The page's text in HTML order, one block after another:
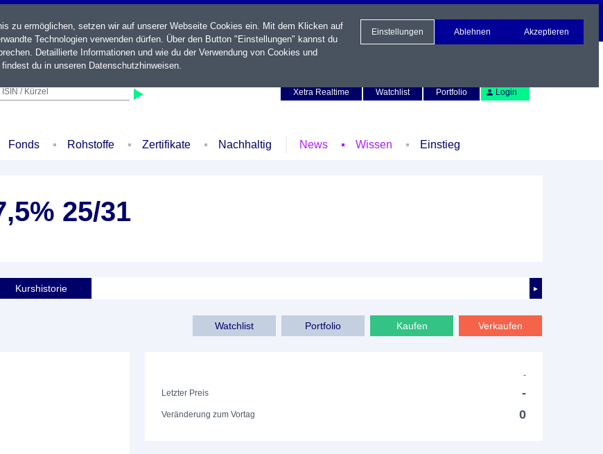
/ Kürzel
Xetra Realtime
Watchlist Portfolio Login
Fonds Rohstoffe Zertifikate Nachhaltig News Wissen Einstieg
25/31
►
Kurshistorie
Verkaufen
Kaufen
Portfolio
Watchlist
-
Letzter Preis
-
Veränderung zum Vortag 0
zu ermöglichen, setzen wir auf unserer Webseite Cookies ein. Mit dem Klicken auf
Technologien verwenden dürfen. Über den Button "Einstellungen" kannst du
Detaillierte Informationen und wie du der Verwendung von Cookies und
du in unseren Datenschutzhinweisen.
Einstellungen Ablehnen Akzeptieren